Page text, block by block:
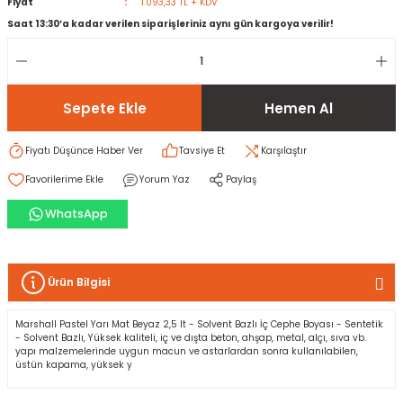
& PANEL
Saat 13:30’a kadar verilen siparişleriniz aynı gün kargoya verilir!
Sepete Ekle Hemen Al
Fiyatı Düşünce Haber Ver Tavsiye Et Karşılaştır
Yorum Yaz Paylaş
WhatsApp
Ürün Bilgisi
Marshall Pastel Yarı Mat Beyaz 2,5 lt - Solvent Bazlı İç Cephe Boyası - Sentetik
- Solvent Bazlı, Yüksek kaliteli, iç ve dışta beton, ahşap, metal, alçı, sıva vb.
yapı malzemelerinde uygun macun ve astarlardan sonra kullanılabilen,
üstün kapama, yüksek y